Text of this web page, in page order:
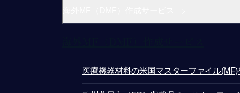
医療機器材料の米国マスターファイル